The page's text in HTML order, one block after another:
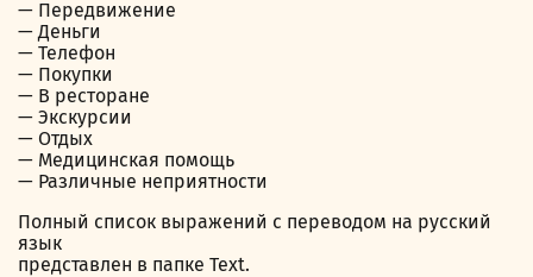
— Передвижение
— Деньги
— Телефон
— Покупки
— В ресторане
— Экскурсии
— Отдых
— Медицинская помощь
— Различные неприятности
Полный список выражений с переводом на русский
язык
представлен в папке Text.